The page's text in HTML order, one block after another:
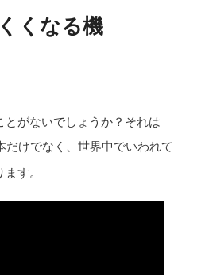
くなる機
がないでしょうか？それは
だけでなく、世界中でいわれて
す。